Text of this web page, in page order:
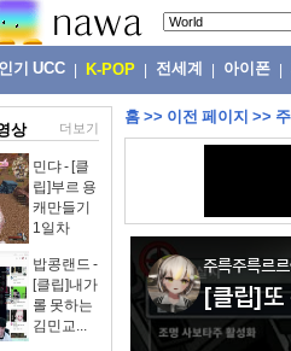
인기 UCC K-POP 전세계 아이폰
상 더보기
민댜 - [클
립]부르 용
캐만들기
1일차
밥콩랜드 -
[클립]내가
롤 못하는
김민교...
홈 >> 이전 페이지 >>